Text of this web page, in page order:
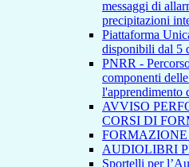
messaggi di
precipitazioni
Piattaforma
disponibili dal 5
PNRR -
componenti
l'apprendimento
AVVISO
CORSI DI
AUDIOLIBRI
Sportelli per